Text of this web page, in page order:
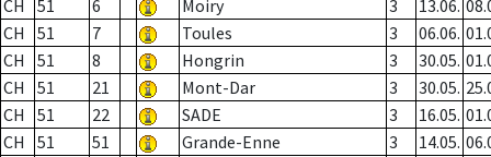
CH 51 6 Moiry 3 13.06.
CH
51 7 Toules 3 06.06.
CH
51 8 Hongrin 3 30.05.
CH
51 21 Mont-Dar 3 30.05.
CH
51 22 SADE 3 16.05.
CH
51 51 Grande-Enne 3 14.05.